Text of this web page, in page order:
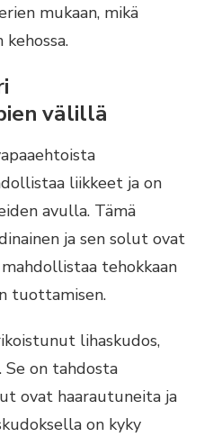
mukaan, mikä
välillä
liikkeet ja on
avulla. Tämä
ja sen solut ovat
tehokkaan
tuottamisen.
lihaskudos,
Se on tahdosta
ovat haarautuneita ja
on kyky